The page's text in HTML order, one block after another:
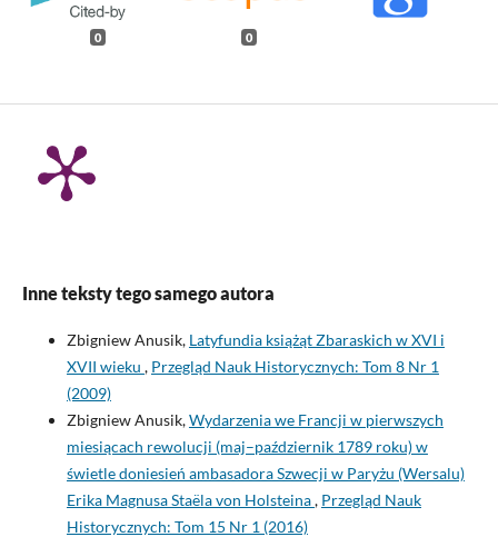
0 0
Inne teksty tego samego autora
Zbigniew Anusik, Latyfundia książąt Zbaraskich w XVI i
XVII wieku , Przegląd Nauk Historycznych: Tom 8 Nr 1
(2009)
Zbigniew Anusik,Wydarzenia we Francji w pierwszych
miesiącach rewolucji (maj–październik 1789 roku) w
świetle doniesień ambasadora Szwecji w Paryżu (Wersalu)
Erika Magnusa Staëla von Holsteina, Przegląd Nauk
Historycznych: Tom 15 Nr 1 (2016)